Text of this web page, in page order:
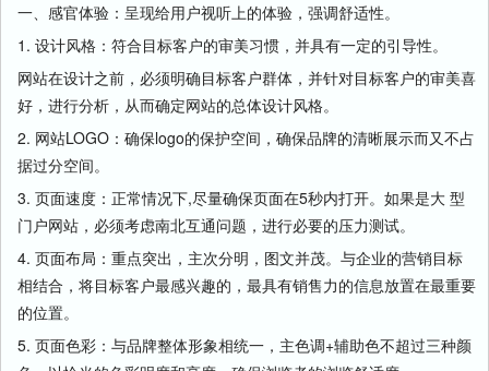
一、感官体验：呈现给用户视听上的体验，强调舒适性。
1. 设计风格：符合目标客户的审美习惯，并具有一定的引导性。
网站在设计之前，必须明确目标客户群体，并针对目标客户的审美喜
好，进行分析，从而确定网站的总体设计风格。
2. 网站LOGO：确保logo的保护空间，确保品牌的清晰展示而又不占
据过分空间。
3. 页面速度：正常情况下,尽量确保页面在5秒内打开。如果是大 型
门户网站，必须考虑南北互通问题，进行必要的压力测试。
4. 页面布局：重点突出，主次分明，图文并茂。与企业的营销目标
相结合，将目标客户最感兴趣的，最具有销售力的信息放置在最重要
的位置。
5. 页面色彩：与品牌整体形象相统一，主色调+辅助色不超过三种颜